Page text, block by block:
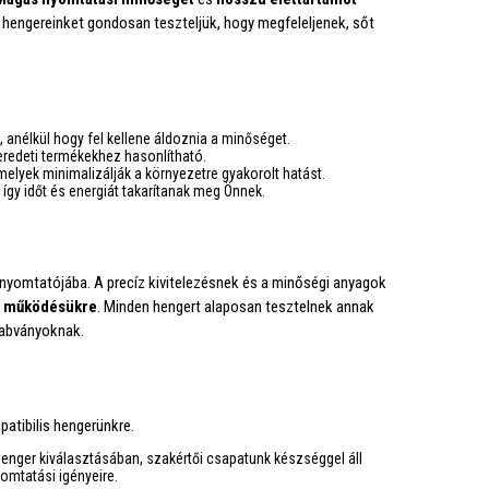
gondosan teszteljük, hogy megfeleljenek, sőt
hogy fel kellene áldoznia a minőséget.
termékekhez hasonlítható.
minimalizálják a környezetre gyakorolt hatást.
időt és energiát takarítanak meg Önnek.
A precíz kivitelezésnek és a minőségi anyagok
. Minden hengert alaposan tesztelnek annak
hengerünkre.
kiválasztásában, szakértői csapatunk készséggel áll
igényeire.